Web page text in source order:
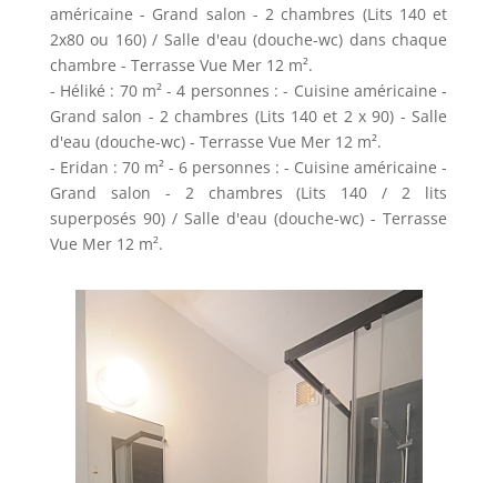
américaine - Grand salon - 2 chambres (Lits 140 et
2x80 ou 160) / Salle d'eau (douche-wc) dans chaque
chambre - Terrasse Vue Mer 12 m².
- Héliké : 70 m² - 4 personnes : - Cuisine américaine -
Grand salon - 2 chambres (Lits 140 et 2 x 90) - Salle
d'eau (douche-wc) - Terrasse Vue Mer 12 m².
- Eridan : 70 m² - 6 personnes : - Cuisine américaine -
Grand salon - 2 chambres (Lits 140 / 2 lits
superposés 90) / Salle d'eau (douche-wc) - Terrasse
Vue Mer 12 m².